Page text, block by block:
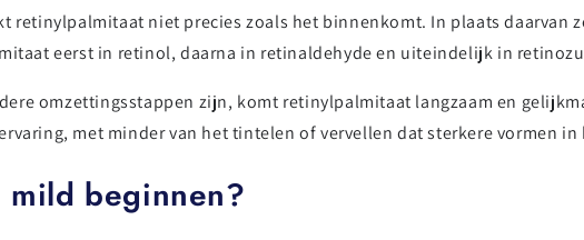
retinylpalmitaat niet precies zoals het binnenkomt. In plaats daarvan
eerst in retinol, daarna in retinaldehyde en uiteindelijk in
omzettingsstappen zijn, komt retinylpalmitaat langzaam en
met minder van het tintelen of vervellen dat sterkere vormen in
mild beginnen?